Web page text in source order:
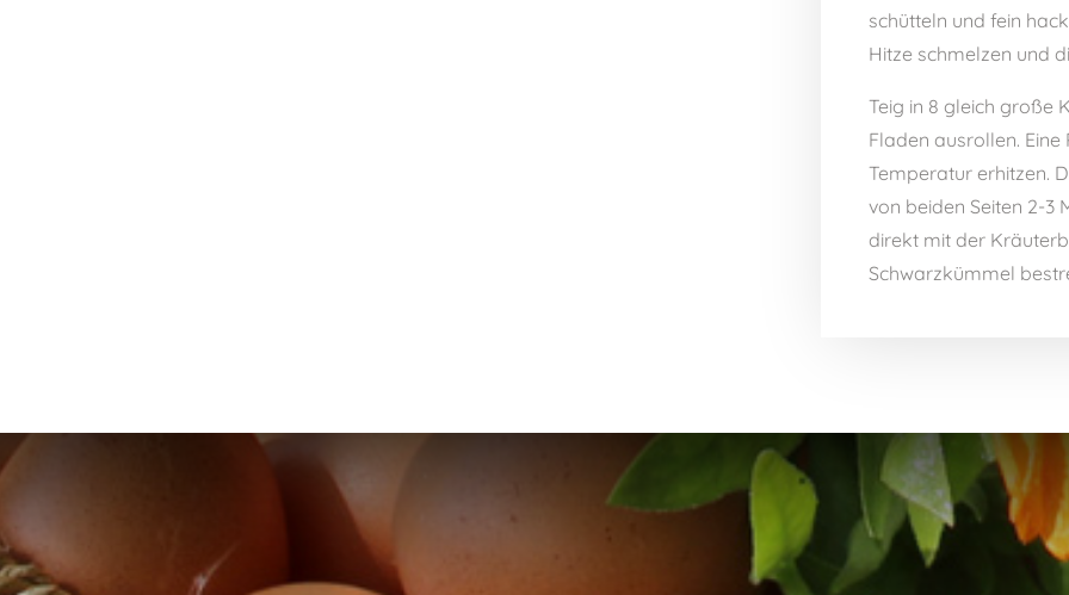
schütteln und fein
Hitze schmelzen und
Teig in 8 gleich große
Fladen ausrollen.
Temperatur erhitzen.
von beiden Seiten 2-3
direkt mit der
Schwarzkümmel